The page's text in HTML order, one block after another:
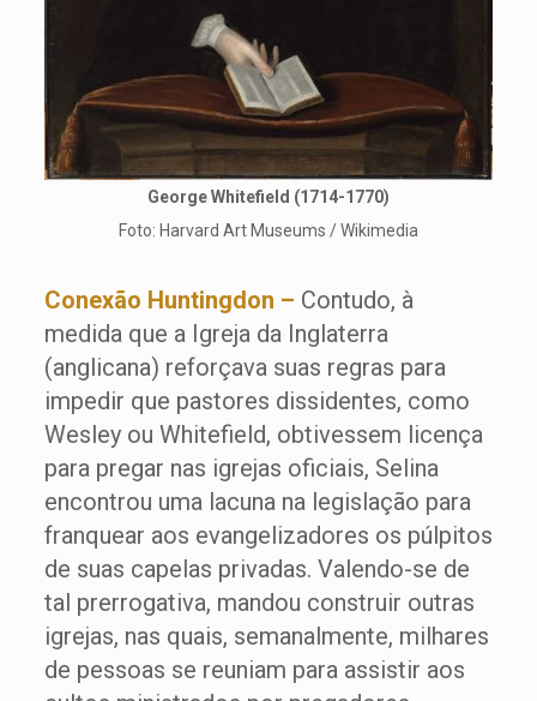
George Whitefield (1714-1770)
Foto: Harvard Art Museums / Wikimedia
Conexão Huntingdon – Contudo, à
medida que a Igreja da Inglaterra
(anglicana) reforçava suas regras para
impedir que pastores dissidentes, como
Wesley ou Whitefield, obtivessem licença
para pregar nas igrejas oficiais, Selina
encontrou uma lacuna na legislação para
franquear aos evangelizadores os púlpitos
de suas capelas privadas. Valendo-se de
tal prerrogativa, mandou construir outras
igrejas, nas quais, semanalmente, milhares
de pessoas se reuniam para assistir aos